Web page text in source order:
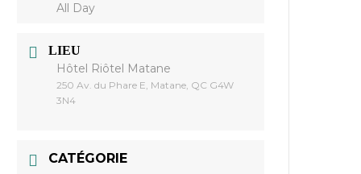
All Day
LIEU
Hôtel Riôtel Matane
250 Av. du Phare E, Matane, QC G4W
3N4
CATÉGORIE